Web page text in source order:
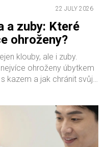
22 JULY 2026
a zuby: Které
ohroženy?
klouby, ale i zuby.
ohroženy úbytkem
kazem a jak chránit svůj